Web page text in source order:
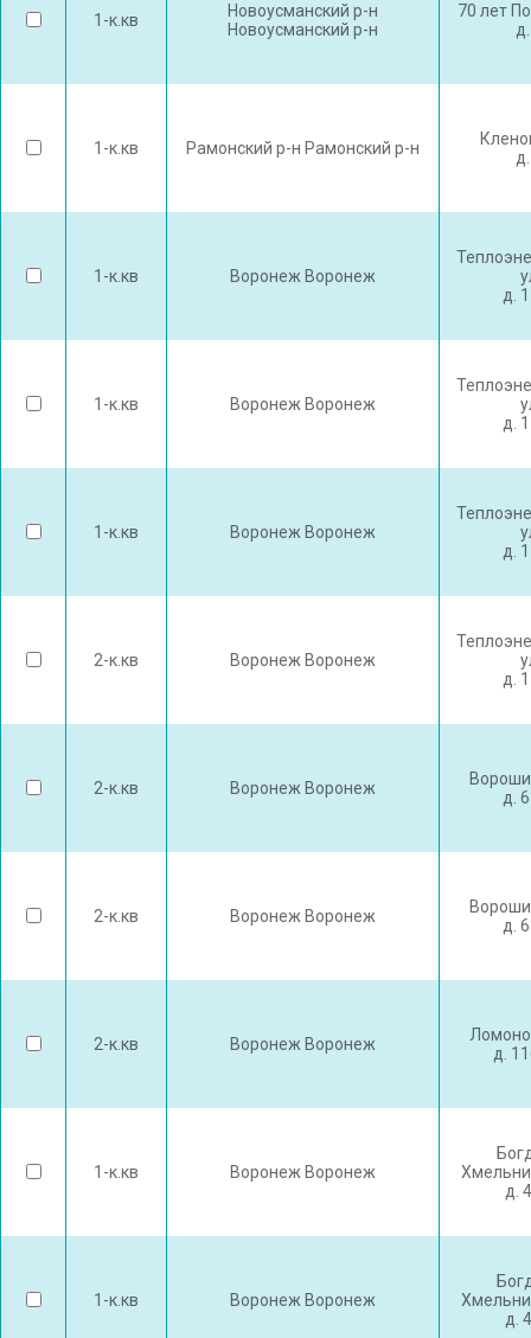
1-к.кв
Новоусманский р-н
Новоусманский р-н
70 лет
1-к.кв Рамонский р-н Рамонский р-н
1-к.кв Воронеж Воронеж
д.
1-к.кв Воронеж Воронеж
д.
1-к.кв Воронеж Воронеж
д.
2-к.кв Воронеж Воронеж
д.
2-к.кв Воронеж Воронеж
д.
2-к.кв Воронеж Воронеж
д.
2-к.кв Воронеж Воронеж
д.
1-к.кв Воронеж Воронеж
д.
1-к.кв Воронеж Воронеж
д.